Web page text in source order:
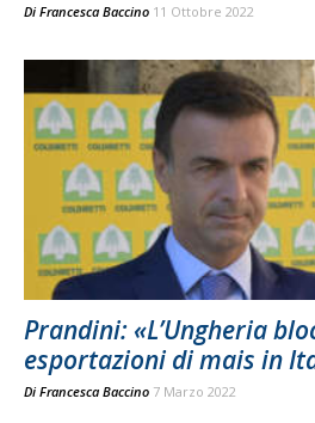
Di Francesca Baccino 11 Ottobre 2022
Prandini: «L’Ungheria
esportazioni di mais in
Di Francesca Baccino 7 Marzo 2022